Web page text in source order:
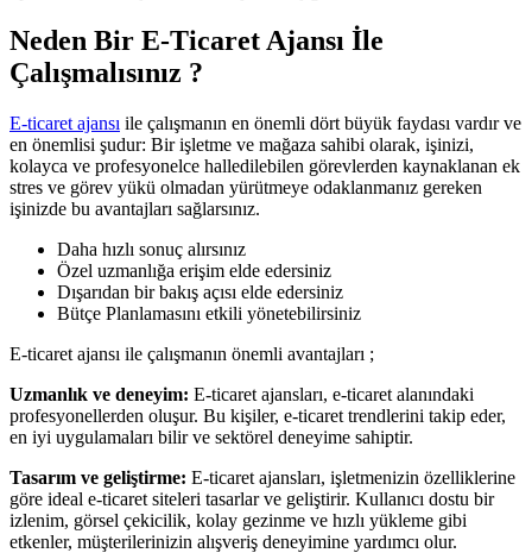
Neden Bir E-Ticaret Ajansı İle
Çalışmalısınız ?
E-ticaret ajansı ile çalışmanın en önemli dört büyük faydası vardır ve
en önemlisi şudur: Bir işletme ve mağaza sahibi olarak, işinizi,
kolayca ve profesyonelce halledilebilen görevlerden kaynaklanan ek
stres ve görev yükü olmadan yürütmeye odaklanmanız gereken
işinizde bu avantajları sağlarsınız.
Daha hızlı sonuç alırsınız
Özel uzmanlığa erişim elde edersiniz
Dışarıdan bir bakış açısı elde edersiniz
Bütçe Planlamasını etkili yönetebilirsiniz
E-ticaret ajansı ile çalışmanın önemli avantajları ;
Uzmanlık ve deneyim: E-ticaret ajansları, e-ticaret alanındaki
profesyonellerden oluşur. Bu kişiler, e-ticaret trendlerini takip eder,
en iyi uygulamaları bilir ve sektörel deneyime sahiptir.
Tasarım ve geliştirme: E-ticaret ajansları, işletmenizin özelliklerine
göre ideal e-ticaret siteleri tasarlar ve geliştirir. Kullanıcı dostu bir
izlenim, görsel çekicilik, kolay gezinme ve hızlı yükleme gibi
etkenler, müşterilerinizin alışveriş deneyimine yardımcı olur.